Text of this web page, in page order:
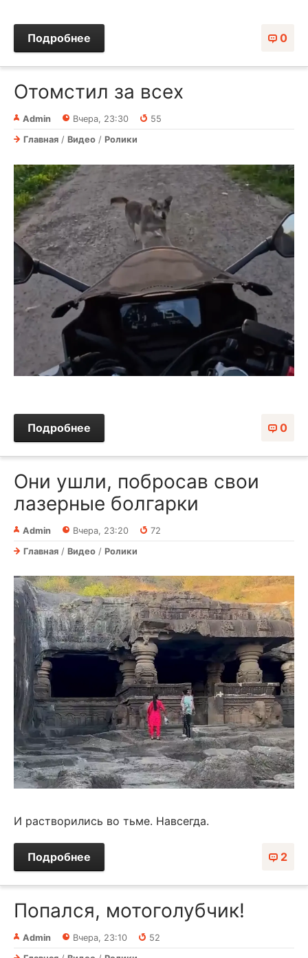
0
Подробнее
Отомстил за всех⁠⁠
Admin Вчера, 23:30
55
Главная / Видео / Ролики
0
Подробнее
Они ушли, побросав свои
лазерные болгарки
Admin Вчера, 23:20
72
Главная / Видео / Ролики
И растворились во тьме. Навсегда.
2
Подробнее
Попался, мотоголубчик!⁠⁠
Admin Вчера, 23:10
52